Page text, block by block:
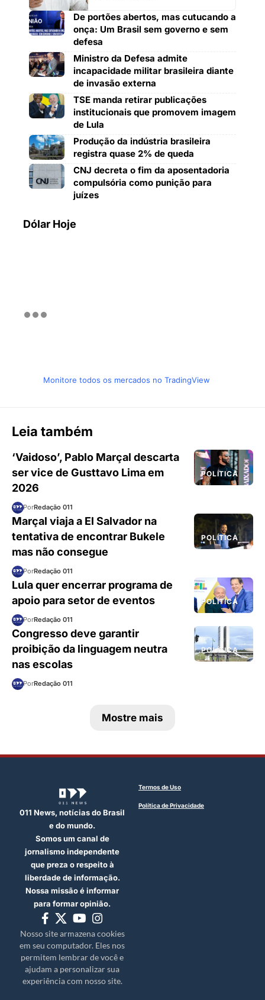
De portões abertos, mas cutucando a
onça: Um Brasil sem governo e sem
defesa
Ministro da Defesa admite
incapacidade militar brasileira diante
de invasão externa
TSE manda retirar publicações
institucionais que promovem imagem
de Lula
Produção da indústria brasileira
registra quase 2% de queda
CNJ decreta o fim da aposentadoria
compulsória como punição para
juízes
Dólar Hoje
Monitore todos os mercados no TradingView
Leia também
POLÍTICA
‘Vaidoso’, Pablo Marçal descarta
ser vice de Gusttavo Lima em
2026
PorRedação 011
POLÍTICA
Marçal viaja a El Salvador na
tentativa de encontrar Bukele
mas não consegue
PorRedação 011
POLÍTICA
Lula quer encerrar programa de
apoio para setor de eventos
PorRedação 011
POLÍTICA
Congresso deve garantir
proibição da linguagem neutra
nas escolas
PorRedação 011
Mostre mais
011 News, notícias do Brasil
e do mundo.
Somos um canal de
jornalismo independente
que preza o respeito à
liberdade de informação.
Nossa missão é informar
para formar opinião.
Nosso site armazena cookies
em seu computador. Eles nos
permitem lembrar de você e
ajudam a personalizar sua
experiência com nosso site.
Termos de Uso
Política de Privacidade